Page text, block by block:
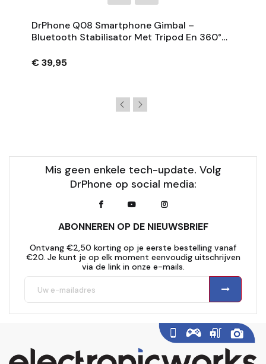
DrPhone Q08 Smartphone Gimbal –
Bluetooth Stabilisator Met Tripod En 360°
€ 39,95
Mis geen enkele tech-update. Volg
DrPhone op social media:
ABONNEREN OP DE NIEUWSBRIEF
Ontvang €2,50 korting op je eerste bestelling vanaf
€20. Je kunt je op elk moment eenvoudig uitschrijven
via de link in onze e-mails.